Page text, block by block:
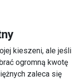
kieszeni, ale jeśli
ogromną kwotę
zaleca się